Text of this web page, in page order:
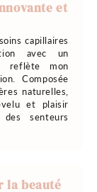
et
capillaires
avec un
reflète mon
Composée
naturelles,
et plaisir
senteurs
la beauté